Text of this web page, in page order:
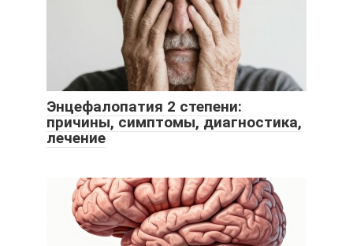
Энцефалопатия 2 степени:
причины, симптомы, диагностика,
лечение